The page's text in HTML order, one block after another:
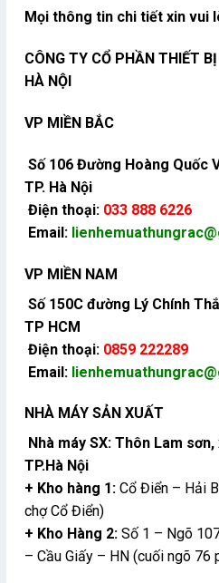
Mọi thông tin chi tiết xin vui
CÔNG TY CỔ PHẦN THIẾT
HÀ NỘI
VP MIỀN BẮC
Số 106 Đường Hoàng Quốc
TP. Hà Nội
Điện thoại: 033 888 6226
Email:
VP MIỀN NAM
Số 150C đường Lý Chính
TP HCM
Điện thoại: 0859 222289
Email:
NHÀ MÁY SẢN XUẤT
Nhà máy SX: Thôn Lam
TP.Hà Nội
+ Kho hàng 1: Cổ Điển – Hải
chợ Cổ Điển)
+ Kho Hàng 2: Số 1 – Ngõ
– Cầu Giấy – HN (cuối ngõ 76